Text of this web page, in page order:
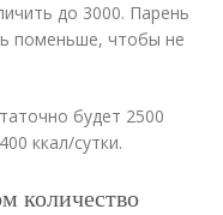
до 3000. Парень
поменьше, чтобы не
будет 2500
ккал/сутки.
количество